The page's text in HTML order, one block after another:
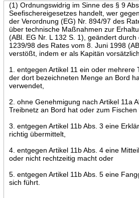
(1) Ordnungswidrig im Sinne des § 9
Seefischereigesetzes handelt, wer
der Verordnung (EG) Nr. 894/97 des
über technische Maßnahmen zur
(ABl. EG Nr. L 132 S. 1), geändert durch
1239/98 des Rates vom 8. Juni 1998
verstößt, indem er als Kapitän
1. entgegen Artikel 11 ein oder mehrere
der dort bezeichneten Menge an Bord
verwendet,
2. ohne Genehmigung nach Artikel 11a
Treibnetz an Bord hat oder zum Fischen
3. entgegen Artikel 11b Abs. 3 eine
richtig übermittelt,
4. entgegen Artikel 11b Abs. 4 eine
oder nicht rechtzeitig macht oder
5. entgegen Artikel 11b Abs. 5 eine
sich führt.